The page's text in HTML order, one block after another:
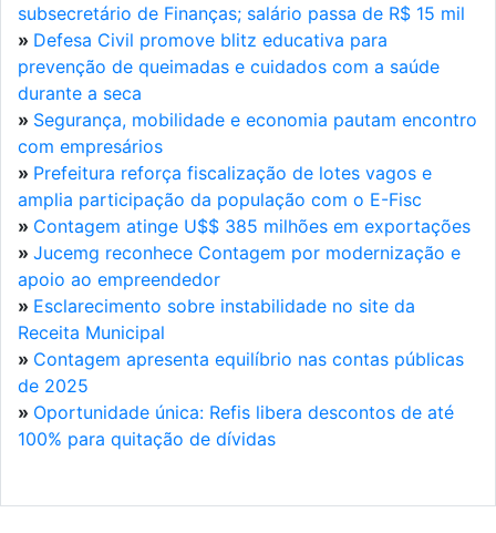
subsecretário de Finanças; salário passa de R$ 15 mil
» Defesa Civil promove blitz educativa para
prevenção de queimadas e cuidados com a saúde
durante a seca
» Segurança, mobilidade e economia pautam encontro
com empresários
» Prefeitura reforça fiscalização de lotes vagos e
amplia participação da população com o E-Fisc
» Contagem atinge U$$ 385 milhões em exportações
» Jucemg reconhece Contagem por modernização e
apoio ao empreendedor
» Esclarecimento sobre instabilidade no site da
Receita Municipal
» Contagem apresenta equilíbrio nas contas públicas
de 2025
» Oportunidade única: Refis libera descontos de até
100% para quitação de dívidas